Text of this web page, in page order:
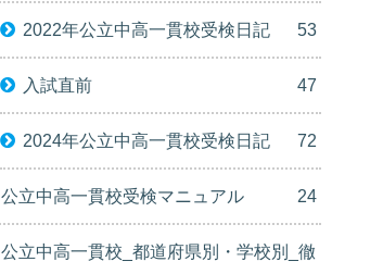
2022年公立中高一貫校受検日記 53
入試直前 47
2024年公立中高一貫校受検日記 72
公立中高一貫校受検マニュアル 24
公立中高一貫校_都道府県別・学校別_徹